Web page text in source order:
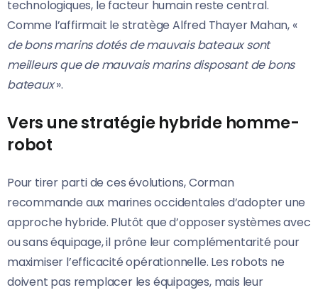
technologiques, le facteur humain reste central.
Comme l’affirmait le stratège Alfred Thayer Mahan, «
de bons marins dotés de mauvais bateaux sont
meilleurs que de mauvais marins disposant de bons
bateaux».
Vers une stratégie hybride homme-
robot
Pour tirer parti de ces évolutions, Corman
recommande aux marines occidentales d’adopter une
approche hybride. Plutôt que d’opposer systèmes avec
ou sans équipage, il prône leur complémentarité pour
maximiser l’efficacité opérationnelle. Les robots ne
doivent pas remplacer les équipages, mais leur